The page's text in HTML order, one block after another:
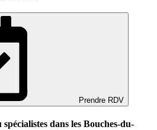
Prendre RDV
dans les Bouches-du-